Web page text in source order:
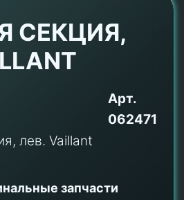
СЕКЦИЯ,
Арт.
062471
запчасти